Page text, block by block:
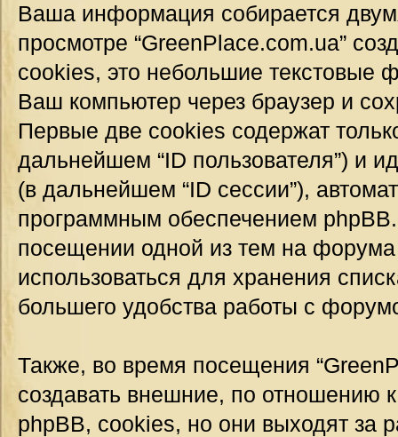
Ваша информация собирается
просмотре “GreenPlace.com.ua”
cookies, это небольшие текстовые
Ваш компьютер через браузер и
Первые две cookies содержат
дальнейшем “ID пользователя”) и
(в дальнейшем “ID сессии”),
программным обеспечением
посещении одной из тем на форума
использоваться для хранения
большего удобства работы с
Также, во время посещения
создавать внешние, по отношению
phpBB, cookies, но они выходят за